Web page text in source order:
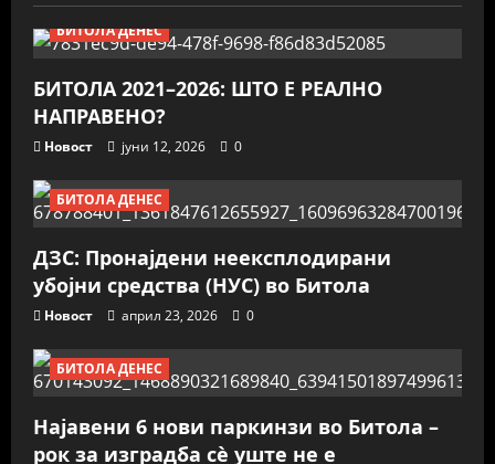
БИТОЛА ДЕНЕС
БИТОЛА 2021–2026: ШТО Е РЕАЛНО
НАПРАВЕНО?
Новост јуни 12, 2026 0
БИТОЛА ДЕНЕС
ДЗС: Пронајдени неексплодирани
убојни средства (НУС) во Битола
Новост април 23, 2026 0
БИТОЛА ДЕНЕС
Најавени 6 нови паркинзи во Битола –
рок за изградба сè уште не е